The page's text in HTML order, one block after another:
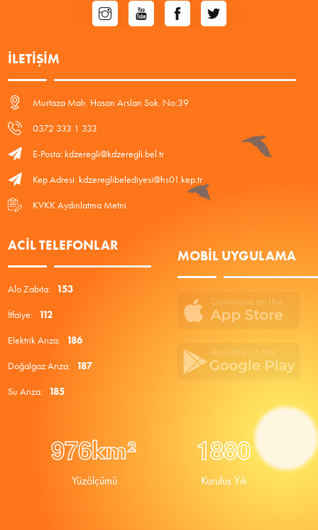
İLETIŞIM
Murtaza Mah. Hasan Arslan Sok. No:39
0372 333 1 333
E-Posta: kdzeregli@kdzeregli.bel.tr
Kep Adresi: kdzereglibelediyesi@hs01.kep.tr
KVKK Aydınlatma Metni
ACIL TELEFONLAR
Alo Zabıta: 153
İtfaiye: 112
Elektrik Arıza: 186
Doğalgaz Arıza: 187
Su Arıza: 185
MOBIL UYGULAMA
976km²
Yüzölçümü
1880
Kuruluş Yılı